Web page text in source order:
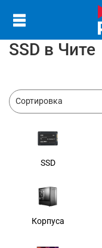
SSD в Чите
SSD
Корпуса